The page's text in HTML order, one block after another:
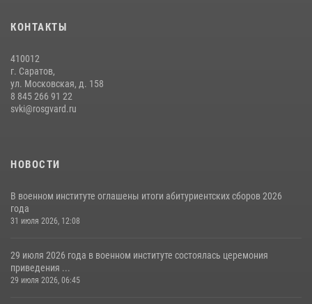
6 июля 2026 года в военном институте проведена вечерняя поверка
КОНТАКТЫ
410012
г. Саратов,
ул. Московская, д. 158
8 845 266 91 22
svki@rosgvard.ru
НОВОСТИ
В военном институте оглашены итоги абитуриентских сборов 2026
года
31 июля 2026, 12:08
29 июля 2026 года в военном институте состоялась церемония
приведения ...
29 июля 2026, 06:45